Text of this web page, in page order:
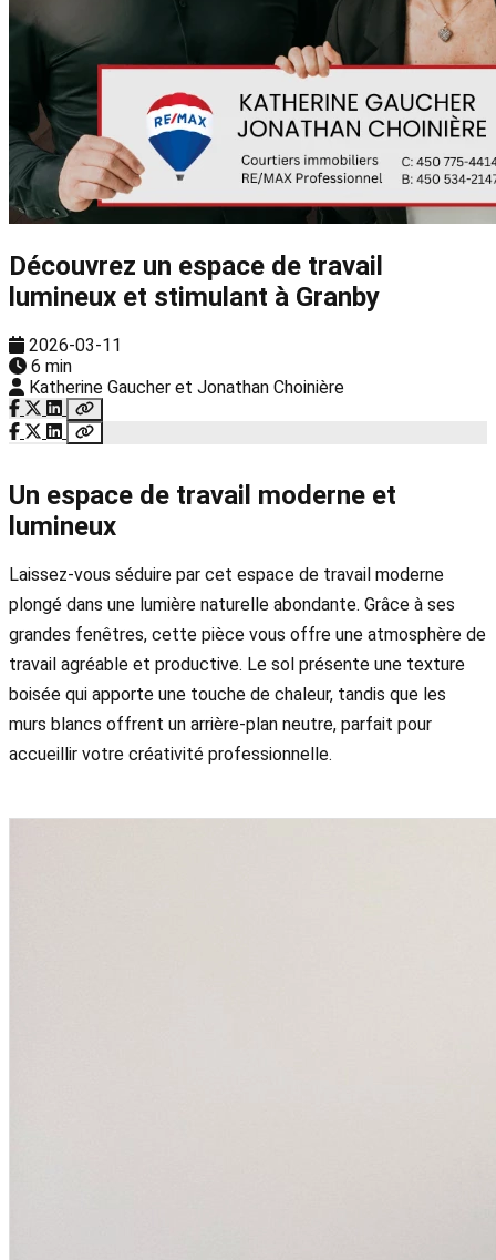
Découvrez un espace de travail
lumineux et stimulant à Granby
2026-03-11
6 min
Katherine Gaucher et Jonathan Choinière
Un espace de travail moderne et
lumineux
Laissez-vous séduire par cet espace de travail moderne
plongé dans une lumière naturelle abondante. Grâce à ses
grandes fenêtres, cette pièce vous offre une atmosphère de
travail agréable et productive. Le sol présente une texture
boisée qui apporte une touche de chaleur, tandis que les
murs blancs offrent un arrière-plan neutre, parfait pour
accueillir votre créativité professionnelle.